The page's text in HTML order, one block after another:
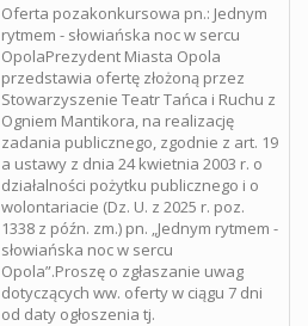
Oferta pozakonkursowa pn.: Jednym
rytmem - słowiańska noc w sercu
OpolaPrezydent Miasta Opola
przedstawia ofertę złożoną przez
Stowarzyszenie Teatr Tańca i Ruchu z
Ogniem Mantikora, na realizację
zadania publicznego, zgodnie z art. 19
a ustawy z dnia 24 kwietnia 2003 r. o
działalności pożytku publicznego i o
wolontariacie (Dz. U. z 2025 r. poz.
1338 z późn. zm.) pn. „Jednym rytmem -
słowiańska noc w sercu
Opola”.Proszę o zgłaszanie uwag
dotyczących ww. oferty w ciągu 7 dni
od daty ogłoszenia tj.